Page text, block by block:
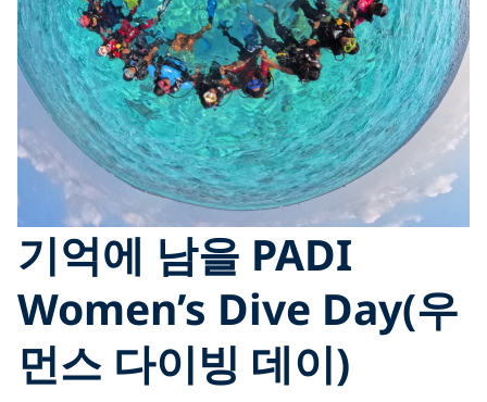
기억에 남을 PADI
Women’s Dive Day(우
먼스 다이빙 데이)